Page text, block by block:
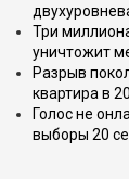
Три
уничтожит
Разрыв
квартира в
Голос не
выборы 20